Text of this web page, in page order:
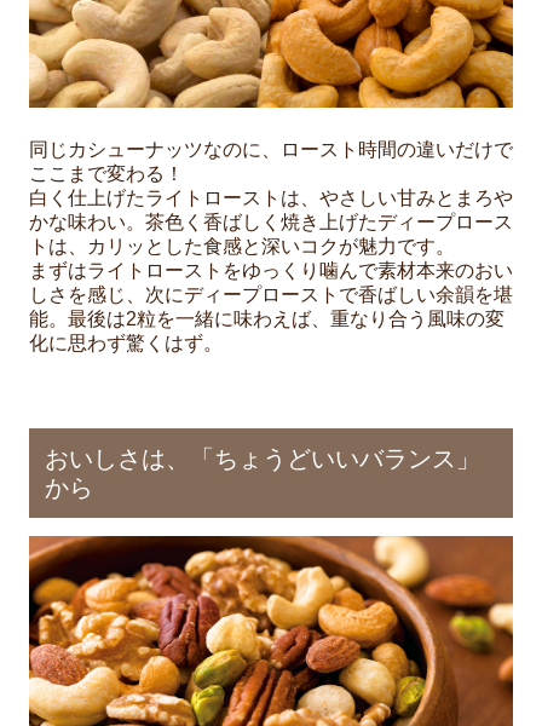
同じカシューナッツなのに、ロースト時間の違いだけで
ここまで変わる！
白く仕上げたライトローストは、やさしい甘みとまろや
かな味わい。茶色く香ばしく焼き上げたディープロース
トは、カリッとした食感と深いコクが魅力です。
まずはライトローストをゆっくり噛んで素材本来のおい
しさを感じ、次にディープローストで香ばしい余韻を堪
能。最後は2粒を一緒に味わえば、重なり合う風味の変
化に思わず驚くはず。
おいしさは、「ちょうどいいバランス」
から